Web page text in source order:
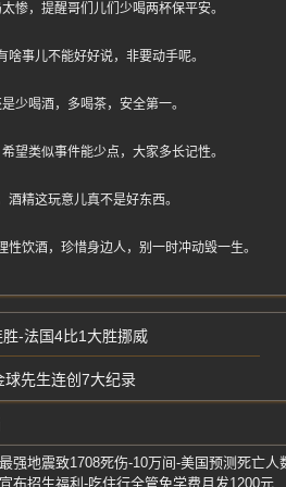
惨，提醒哥们儿们少喝两杯保平安。
事儿不能好好说，非要动手呢。
少喝酒，多喝茶，安全第一。
望类似事件能少点，大家多长记性。
精这玩意儿真不是好东西。
饮酒，珍惜身边人，别一时冲动毁一生。
-法国4比1大胜挪威
先生连创7大纪录
强地震致1708死伤-10万间-美国预测死亡人
布招生福利-吃住行全管免学费月发1200元